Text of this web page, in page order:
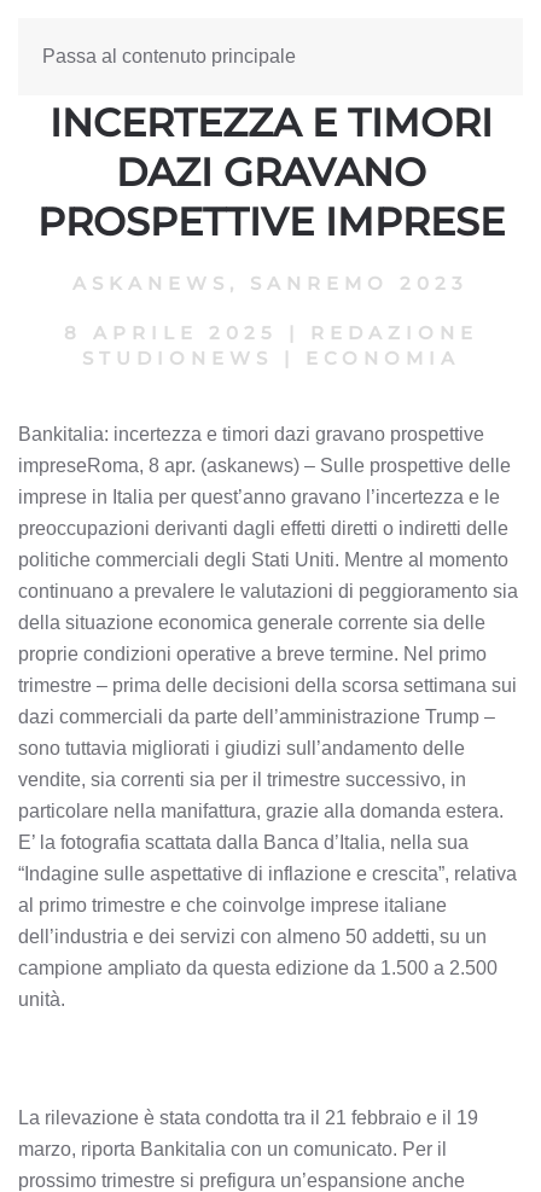
Passa al contenuto principale
BANKITALIA:
INCERTEZZA E TIMORI
DAZI GRAVANO
PROSPETTIVE IMPRESE
ASKANEWS , SANREMO 2023
8 APRILE 2025 |
REDAZIONE
STUDIONEWS
| ECONOMIA
Bankitalia: incertezza e timori dazi gravano prospettive
impreseRoma, 8 apr. (askanews) – Sulle prospettive delle
imprese in Italia per quest’anno gravano l’incertezza e le
preoccupazioni derivanti dagli effetti diretti o indiretti delle
politiche commerciali degli Stati Uniti. Mentre al momento
continuano a prevalere le valutazioni di peggioramento sia
della situazione economica generale corrente sia delle
proprie condizioni operative a breve termine. Nel primo
trimestre – prima delle decisioni della scorsa settimana sui
dazi commerciali da parte dell’amministrazione Trump –
sono tuttavia migliorati i giudizi sull’andamento delle
vendite, sia correnti sia per il trimestre successivo, in
particolare nella manifattura, grazie alla domanda estera.
E’ la fotografia scattata dalla Banca d’Italia, nella sua
“Indagine sulle aspettative di inflazione e crescita”, relativa
al primo trimestre e che coinvolge imprese italiane
dell’industria e dei servizi con almeno 50 addetti, su un
campione ampliato da questa edizione da 1.500 a 2.500
unità.
La rilevazione è stata condotta tra il 21 febbraio e il 19
marzo, riporta Bankitalia con un comunicato. Per il
prossimo trimestre si prefigura un’espansione anche